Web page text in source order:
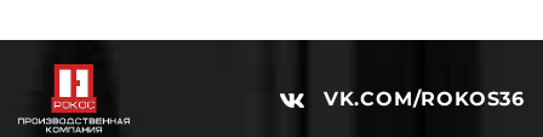
l VK.COM/ROKOS36